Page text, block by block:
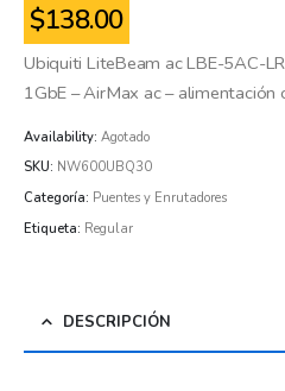
$138.00
Ubiquiti LiteBeam ac LBE-5AC-
1GbE – AirMax ac – alimentación
Availability: Agotado
SKU: NW600UBQ30
Categoría: Puentes y Enrutadores
Etiqueta: Regular
DESCRIPCIÓN